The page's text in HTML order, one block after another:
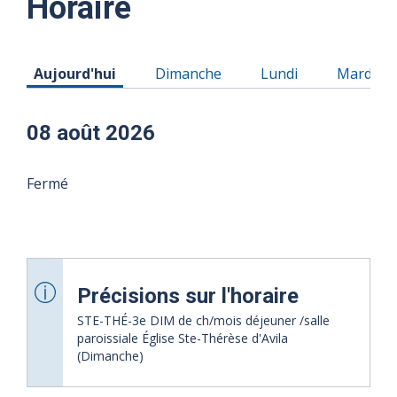
Horaire
Horaire du Samedi 08 août 2026
Aujourd'hui Horaire du Dimanche 09 août 2026
Dimanche Horaire du Lundi 10
Lundi Horaire
Mardi
08 août 2026
Fermé
Précisions sur l'horaire
STE-THÉ-3e DIM de ch/mois déjeuner /salle
paroissiale Église Ste-Thérèse d'Avila
(Dimanche)